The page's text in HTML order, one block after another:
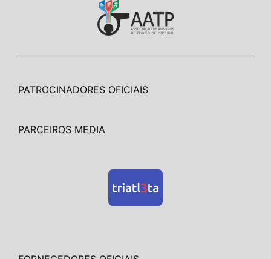
PATROCINADORES OFICIAIS
PARCEIROS MEDIA